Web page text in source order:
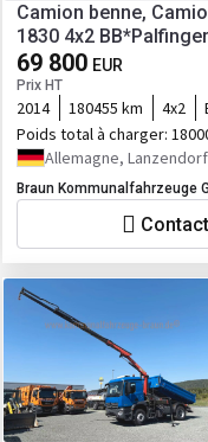
Camion benne,
1830 4x2
69 800 EUR
Prix HT
2014 180455 km 4x2
Poids total à charger:
Allemagne, Lanzendorf
Braun Kommunalfahrzeuge